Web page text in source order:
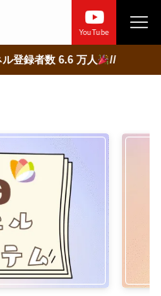
YouTube
登録者数 6.6 万人 //